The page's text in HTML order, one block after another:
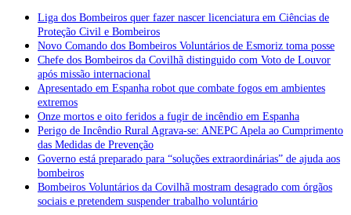
Liga dos Bombeiros quer fazer nascer licenciatura em Ciências de
Proteção Civil e Bombeiros
Novo Comando dos Bombeiros Voluntários de Esmoriz toma posse
Chefe dos Bombeiros da Covilhã distinguido com Voto de Louvor
após missão internacional
Apresentado em Espanha robot que combate fogos em ambientes
extremos
Onze mortos e oito feridos a fugir de incêndio em Espanha
Perigo de Incêndio Rural Agrava-se: ANEPC Apela ao Cumprimento
das Medidas de Prevenção
Governo está preparado para “soluções extraordinárias” de ajuda aos
bombeiros
Bombeiros Voluntários da Covilhã mostram desagrado com órgãos
sociais e pretendem suspender trabalho voluntário